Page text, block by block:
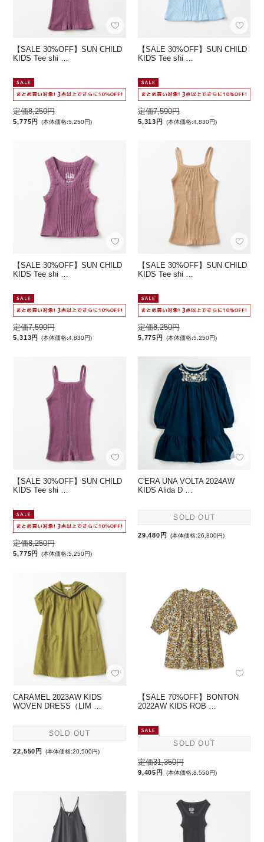
【SALE 30%OFF】SUN CHILD
KIDS Tee shi …
定価8,250円
5,775円 (本体価格:5,250円)
【SALE 30%OFF】SUN CHILD
KIDS Tee shi …
定価7,590円
5,313円 (本体価格:4,830円)
【SALE 30%OFF】SUN CHILD
KIDS Tee shi …
定価7,590円
5,313円 (本体価格:4,830円)
【SALE 30%OFF】SUN CHILD
KIDS Tee shi …
定価8,250円
5,775円 (本体価格:5,250円)
【SALE 30%OFF】SUN CHILD
KIDS Tee shi …
定価8,250円
5,775円 (本体価格:5,250円)
C'ERA UNA VOLTA 2024AW
KIDS Alida D …
SOLD OUT
29,480円 (本体価格:26,800円)
CARAMEL 2023AW KIDS
WOVEN DRESS（LIM …
SOLD OUT
22,550円 (本体価格:20,500円)
【SALE 70%OFF】BONTON
2022AW KIDS ROB …
SOLD OUT
定価31,350円
9,405円 (本体価格:8,550円)